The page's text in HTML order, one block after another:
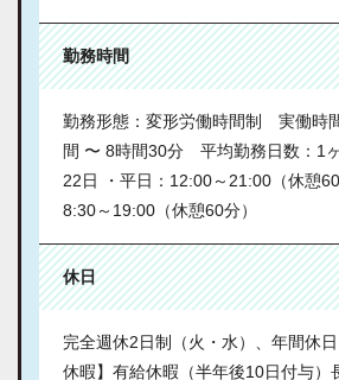
勤務時間
勤務形態：変形労働時間制 実働時
間 〜 8時間30分 平均勤務日数：1
22日 ・平日：12:00～21:00（休憩
8:30～19:00（休憩60分）
休日
完全週休2日制（火・水）、年間休
休暇】有給休暇（半年後10日付与）